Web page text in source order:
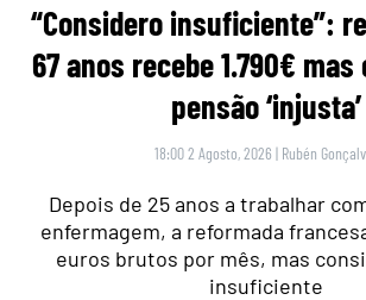
“Considero insuficiente”:
67 anos recebe 1.790€
pensão ‘injusta’
18:00 2 Agosto, 2026 | Rubén
Depois de 25 anos a trabalhar
enfermagem, a reformada
euros brutos por mês, mas
insuficiente